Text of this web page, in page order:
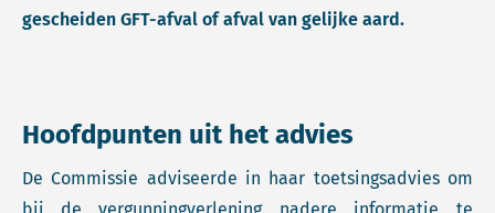
gescheiden GFT-afval of afval van gelijke aard.
Hoofdpunten uit het advies
De Commissie adviseerde in haar toetsingsadvies om